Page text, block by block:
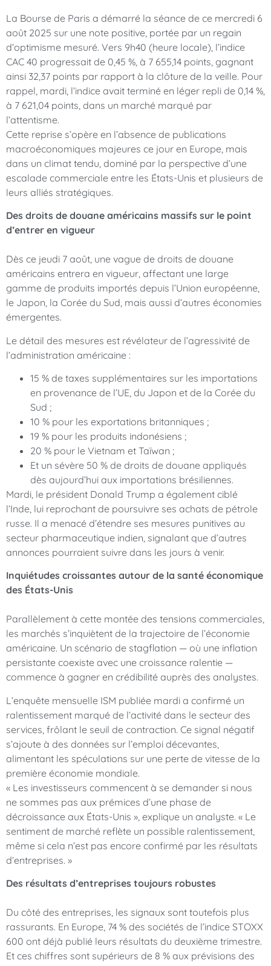
La Bourse de Paris a démarré la séance de ce mercredi 6
août 2025 sur une note positive, portée par un regain
d’optimisme mesuré. Vers 9h40 (heure locale), l’indice
CAC 40 progressait de 0,45 %, à 7 655,14 points, gagnant
ainsi 32,37 points par rapport à la clôture de la veille. Pour
rappel, mardi, l’indice avait terminé en léger repli de 0,14 %,
à 7 621,04 points, dans un marché marqué par
l’attentisme.
Cette reprise s’opère en l’absence de publications
macroéconomiques majeures ce jour en Europe, mais
dans un climat tendu, dominé par la perspective d’une
escalade commerciale entre les États-Unis et plusieurs de
leurs alliés stratégiques.
Des droits de douane américains massifs sur le point
d’entrer en vigueur
Dès ce jeudi 7 août, une vague de droits de douane
américains entrera en vigueur, affectant une large
gamme de produits importés depuis l’Union européenne,
le Japon, la Corée du Sud, mais aussi d’autres économies
émergentes.
Le détail des mesures est révélateur de l’agressivité de
l’administration américaine :
15 % de taxes supplémentaires sur les importations
en provenance de l’UE, du Japon et de la Corée du
Sud ;
10 % pour les exportations britanniques ;
19 % pour les produits indonésiens ;
20 % pour le Vietnam et Taïwan ;
Et un sévère 50 % de droits de douane appliqués
dès aujourd’hui aux importations brésiliennes.
Mardi, le président Donald Trump a également ciblé
l’Inde, lui reprochant de poursuivre ses achats de pétrole
russe. Il a menacé d’étendre ses mesures punitives au
secteur pharmaceutique indien, signalant que d’autres
annonces pourraient suivre dans les jours à venir.
Inquiétudes croissantes autour de la santé économique
des États-Unis
Parallèlement à cette montée des tensions commerciales,
les marchés s’inquiètent de la trajectoire de l’économie
américaine. Un scénario de stagflation — où une inflation
persistante coexiste avec une croissance ralentie —
commence à gagner en crédibilité auprès des analystes.
L’enquête mensuelle ISM publiée mardi a confirmé un
ralentissement marqué de l’activité dans le secteur des
services, frôlant le seuil de contraction. Ce signal négatif
s’ajoute à des données sur l’emploi décevantes,
alimentant les spéculations sur une perte de vitesse de la
première économie mondiale.
« Les investisseurs commencent à se demander si nous
ne sommes pas aux prémices d’une phase de
décroissance aux États-Unis », explique un analyste. « Le
sentiment de marché reflète un possible ralentissement,
même si cela n’est pas encore confirmé par les résultats
d’entreprises. »
Des résultats d’entreprises toujours robustes
Du côté des entreprises, les signaux sont toutefois plus
rassurants. En Europe, 74 % des sociétés de l’indice STOXX
600 ont déjà publié leurs résultats du deuxième trimestre.
Et ces chiffres sont supérieurs de 8 % aux prévisions des